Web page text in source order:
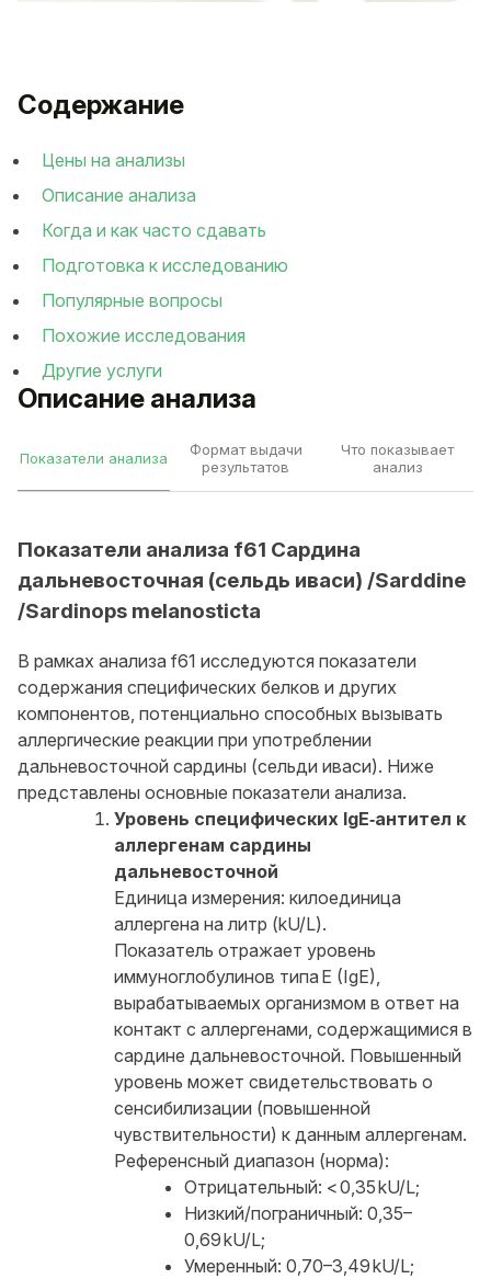
Описание анализа
Показатели анализа
Формат выдачи
результатов
Что показывает
анализ
Показатели анализа f61 Сардина
дальневосточная (сельдь иваси) /Sarddine
/Sardinops melanosticta
В рамках анализа f61 исследуются показатели
содержания специфических белков и других
компонентов, потенциально способных вызывать
аллергические реакции при употреблении
дальневосточной сардины (сельди иваси). Ниже
представлены основные показатели анализа.
Уровень специфических IgE‑антител к
аллергенам сардины
дальневосточной
Единица измерения: килоединица
аллергена на литр (kU/L).
Показатель отражает уровень
иммуноглобулинов типа E (IgE),
вырабатываемых организмом в ответ на
контакт с аллергенами, содержащимися в
сардине дальневосточной. Повышенный
уровень может свидетельствовать о
сенсибилизации (повышенной
чувствительности) к данным аллергенам.
Референсный диапазон (норма):
Отрицательный: < 0,35 kU/L;
Низкий/пограничный: 0,35–
0,69 kU/L;
Умеренный: 0,70–3,49 kU/L;
Содержание
Цены на анализы
Описание анализа
Когда и как часто сдавать
Подготовка к исследованию
Популярные вопросы
Похожие исследования
Другие услуги